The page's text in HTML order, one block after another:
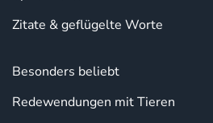
Zitate & geflügelte Worte
Besonders beliebt
Redewendungen mit Tieren